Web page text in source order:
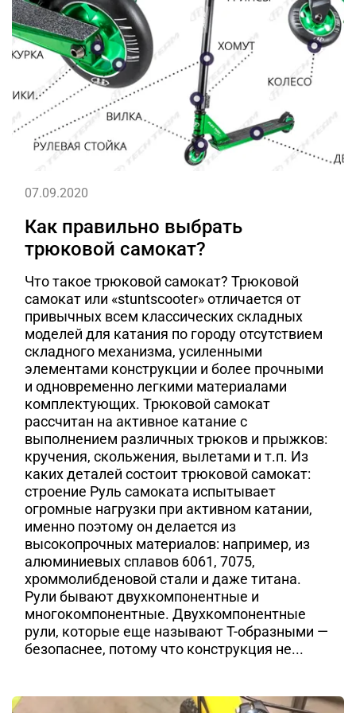
Как правильно выбрать
трюковой самокат?
Что такое трюковой самокат? Трюковой
самокат или «stuntscooter» отличается от
привычных всем классических складных
моделей для катания по городу отсутствием
складного механизма, усиленными
элементами конструкции и более прочными
и одновременно легкими материалами
комплектующих. Трюковой самокат
рассчитан на активное катание с
выполнением различных трюков и прыжков:
кручения, скольжения, вылетами и т.п. Из
каких деталей состоит трюковой самокат:
строение Руль самоката испытывает
огромные нагрузки при активном катании,
именно поэтому он делается из
высокопрочных материалов: например, из
алюминиевых сплавов 6061, 7075,
хроммолибденовой стали и даже титана.
Рули бывают двухкомпонентные и
многокомпонентные. Двухкомпонентные
рули, которые еще называют T-образными —
безопаснее, потому что конструкция не...
07.09.2020